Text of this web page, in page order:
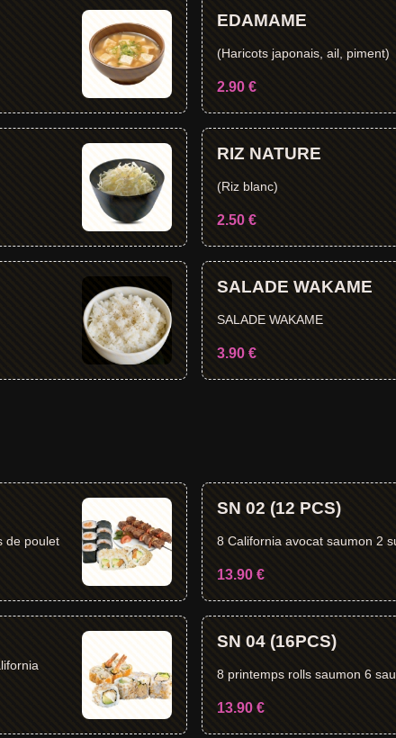
EDAMAME
(Haricots japonais, ail, piment)
2.90 €
RIZ NATURE
(Riz blanc)
2.50 €
SALADE WAKAME
SALADE WAKAME
3.90 €
de poulet
SN 02 (12 PCS)
13.90 €
SN 04 (16PCS)
8
13.90 €